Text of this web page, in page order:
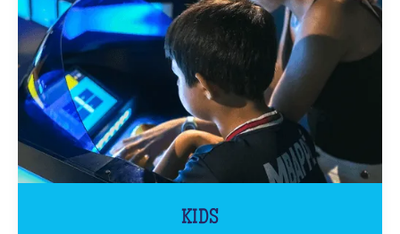
KIDS